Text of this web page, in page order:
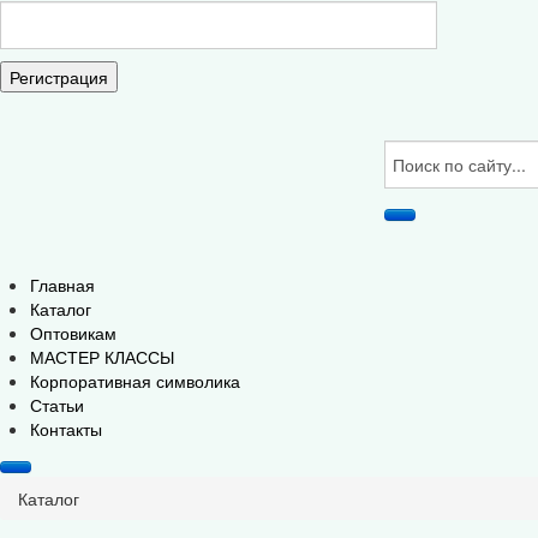
Регистрация
Главная
Каталог
Оптовикам
МАСТЕР КЛАССЫ
Корпоративная символика
Статьи
Контакты
Каталог